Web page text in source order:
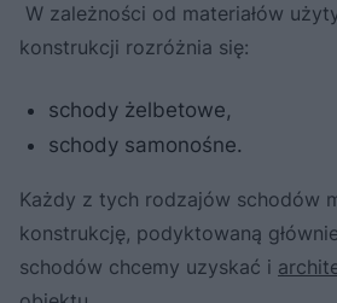
W zależności od materiałów
konstrukcji rozróżnia się:
schody żelbetowe,
schody samonośne.
Każdy z tych rodzajów schodów
konstrukcję, podyktowaną
schodów chcemy uzyskać i